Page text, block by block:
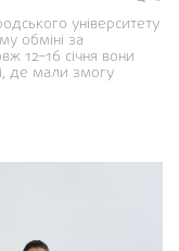
університету
обміні за
12–16 січня вони
де мали змогу